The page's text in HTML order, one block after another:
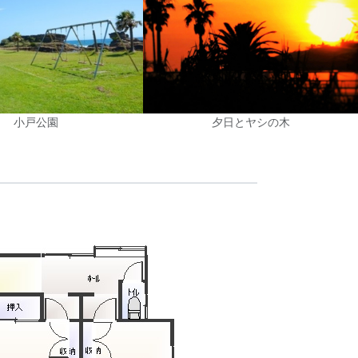
小戸公園 夕日とヤシの木